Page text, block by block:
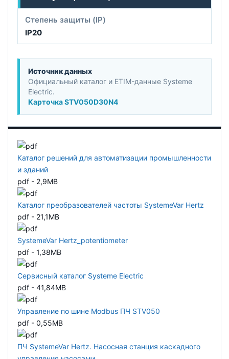
Степень защиты (IP)
IP20
Источник данных
Официальный каталог и ETIM-данные Systeme
Electric.
Карточка STV050D30N4
Каталог решений для автоматизации промышленности
и зданий
pdf - 2,9MB
Каталог преобразователей частоты SystemeVar Hertz
pdf - 21,1MB
SystemeVar Hertz_potentiometer
pdf - 1,38MB
Сервисный каталог Systeme Electric
pdf - 41,84MB
Управление по шине Modbus ПЧ STV050
pdf - 0,55MB
ПЧ SystemeVar Hertz. Насосная станция каскадного